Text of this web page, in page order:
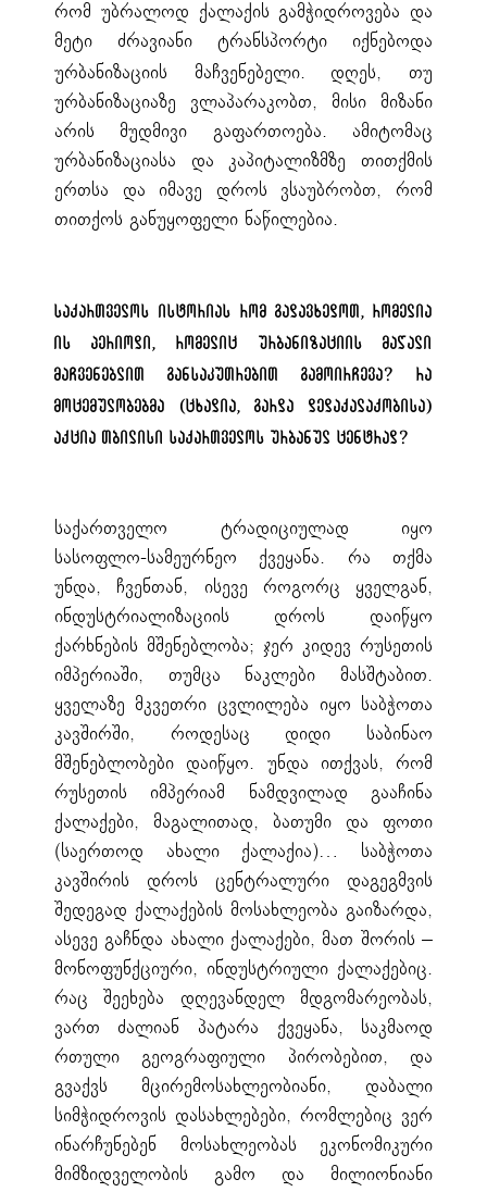
რომ უბრალოდ ქალაქის გამჭიდროვება და
მეტი ძრავიანი ტრანსპორტი იქნებოდა
ურბანიზაციის მაჩვენებელი.
დღეს, თუ
ურბანიზაციაზე ვლაპარაკობთ, მისი მიზანი
არის მუდმივი გაფართოება. ამიტომაც
ურბანიზაციასა და კაპიტალიზმზე თითქმის
ერთსა და იმავე დროს ვსაუბრობთ, რომ
თითქოს განუყოფელი ნაწილებია.
საქართველოს ისტორიას რომ გადავხედოთ, რომელია
ის პერიოდი, რომელიც ურბანიზაციის მაღალი
მაჩვენებლით განსაკუთრებით გამოირჩევა? რა
მოცემულობებმა (ცხადია, გარდა დედაქალაქობისა)
აქცია თბილისი საქართველოს ურბანულ ცენტრად?
საქართველო ტრადიციულად იყო
სასოფლო-სამეურნეო ქვეყანა. რა თქმა
უნდა, ჩვენთან, ისევე როგორც ყველგან,
ინდუსტრიალიზაციის დროს დაიწყო
ქარხნების მშენებლობა; ჯერ კიდევ რუსეთის
იმპერიაში, თუმცა ნაკლები მასშტაბით.
ყველაზე მკვეთრი ცვლილება იყო საბჭოთა
კავშირში, როდესაც დიდი საბინაო
მშენებლობები დაიწყო. უნდა ითქვას, რომ
რუსეთის იმპერიამ ნამდვილად გააჩინა
ქალაქები, მაგალითად, ბათუმი და ფოთი
(საერთოდ ახალი ქალაქია)… საბჭოთა
კავშირის დროს ცენტრალური დაგეგმვის
შედეგად ქალაქების მოსახლეობა გაიზარდა,
ასევე გაჩნდა ახალი ქალაქები, მათ შორის –
მონოფუნქციური, ინდუსტრიული ქალაქებიც.
რაც შეეხება დღევანდელ მდგომარეობას,
ვართ ძალიან პატარა ქვეყანა, საკმაოდ
რთული გეოგრაფიული პირობებით, და
გვაქვს მცირემოსახლეობიანი, დაბალი
სიმჭიდროვის დასახლებები, რომლებიც ვერ
ინარჩუნებენ მოსახლეობას ეკონომიკური
მიმზიდველობის გამო და მილიონიანი